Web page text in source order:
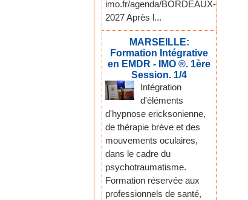
imo.fr/agenda/BORDEAUX-
2027 Après l...
MARSEILLE:
Formation Intégrative
en EMDR - IMO ®. 1ère
Session. 1/4
Intégration
d'éléments
d'hypnose ericksonienne,
de thérapie brève et des
mouvements oculaires,
dans le cadre du
psychotraumatisme.
Formation réservée aux
professionnels de santé,